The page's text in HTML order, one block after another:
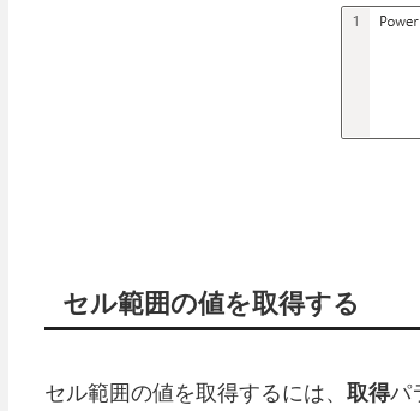
セル範囲の値を取得する
セル範囲の値を取得するには、 取得パ